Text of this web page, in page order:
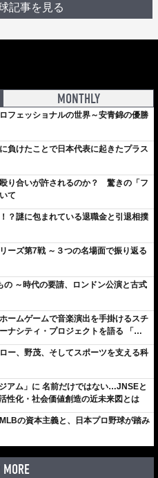
記事を見る
MONTHLY
フェッショナルの世界～安青錦の優勝
負けたことで日本代表に起きたプラス
り合いが許されるのか？ 驚きの「フ
て
？謎に包まれている退職金と引退相撲
ーズ第7戦 ～３つの名場面で振り返る
の ～時代の要請、ロンドン公演と古式
ームゲームで音楽演出を手掛けるスチ
ナシティ・プロジェクトを語る 「楽
は、ずっと成長曲線だから」
ー、野茂、そしてスポーツを支える科
アム」に 名前だけではない…JNSEと
性化・社会価値創造の近未来図とは
の資本主義と、日本プロ野球が踏み